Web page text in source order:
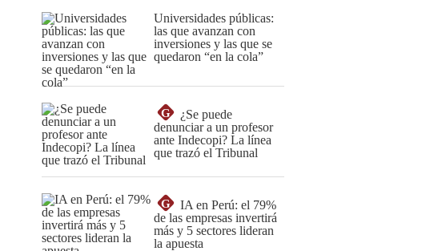
Universidades públicas:
las que avanzan con
inversiones y las que se
quedaron “en la cola”
G
¿Se puede
denunciar a un profesor
ante Indecopi? La línea
que trazó el Tribunal
G
IA en Perú: el 79%
de las empresas invertirá
más y 5 sectores lideran
la apuesta